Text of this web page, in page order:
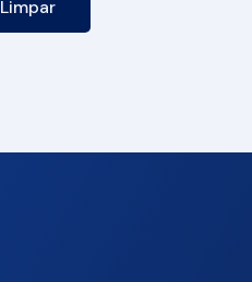
Limpar